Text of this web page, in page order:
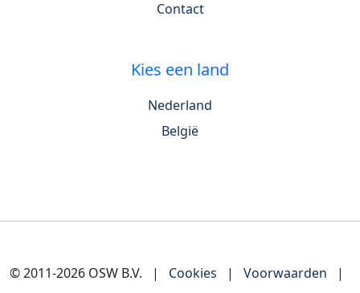
Contact
Kies een land
Nederland
België
© 2011-2026 OSW B.V. | Cookies | Voorwaarden
|